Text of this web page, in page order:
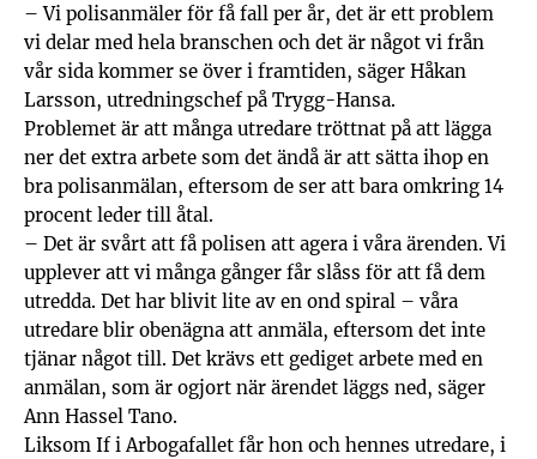
– Vi polisanmäler för få fall per år, det är ett problem
vi delar med hela branschen och det är något vi från
vår sida kommer se över i framtiden, säger Håkan
Larsson, utredningschef på Trygg-Hansa.
Problemet är att många utredare tröttnat på att lägga
ner det extra arbete som det ändå är att sätta ihop en
bra polisanmälan, eftersom de ser att bara omkring 14
procent leder till åtal.
– Det är svårt att få polisen att agera i våra ärenden. Vi
upplever att vi många gånger får slåss för att få dem
utredda. Det har blivit lite av en ond spiral – våra
utredare blir obenägna att anmäla, eftersom det inte
tjänar något till. Det krävs ett gediget arbete med en
anmälan, som är ogjort när ärendet läggs ned, säger
Ann Hassel Tano.
Liksom If i Arbogafallet får hon och hennes utredare, i